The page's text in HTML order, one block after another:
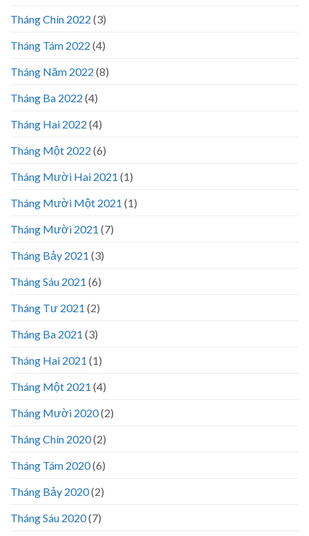
Tháng Chín 2022 (3)
Tháng Tám 2022 (4)
Tháng Năm 2022 (8)
Tháng Ba 2022 (4)
Tháng Hai 2022 (4)
Tháng Một 2022 (6)
Tháng Mười Hai 2021 (1)
Tháng Mười Một 2021 (1)
Tháng Mười 2021 (7)
Tháng Bảy 2021 (3)
Tháng Sáu 2021 (6)
Tháng Tư 2021 (2)
Tháng Ba 2021 (3)
Tháng Hai 2021 (1)
Tháng Một 2021 (4)
Tháng Mười 2020(2)
Tháng Chín 2020(2)
Tháng Tám 2020(6)
Tháng Bảy 2020(2)
Tháng Sáu 2020(7)